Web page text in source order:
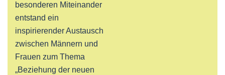
besonderen Miteinander
entstand ein
inspirierender Austausch
zwischen Männern und
Frauen zum Thema
„Beziehung der neuen